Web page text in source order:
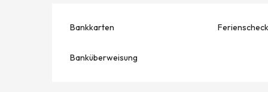
Bankkarten
Banküberweisung